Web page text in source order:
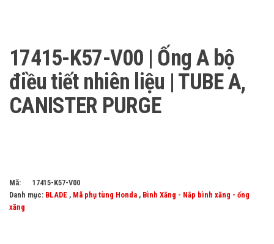
17415-K57-V00 | Ống A bộ
điều tiết nhiên liệu | TUBE A,
CANISTER PURGE
Mã:
17415-K57-V00
Danh mục: BLADE , Mã phụ tùng Honda , Bình Xăng - Nắp bình xăng - ống
xăng